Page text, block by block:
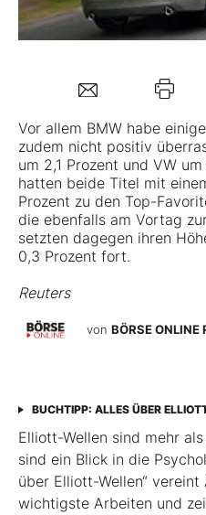
Mein Konto
Folgen Sie uns
Kontakt
Vor allem BMW habe
zudem nicht positiv
um 2,1 Prozent und VW
hatten beide Titel mit
Prozent zu den Top-
die ebenfalls am Vortag
setzten dagegen ihren
0,3 Prozent fort.
Reuters
von BÖRSE
BUCHTIPP: ALLES ÜBER
Elliott-Wellen sind mehr
sind ein Blick in die
über Elliott-Wellen“
wichtigste Arbeiten und